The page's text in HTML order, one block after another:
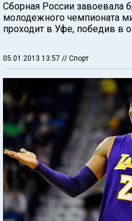
Сборная России завоевала
молодежного чемпионата
проходит в Уфе, победив в
05.01.2013 13:57 // Спорт